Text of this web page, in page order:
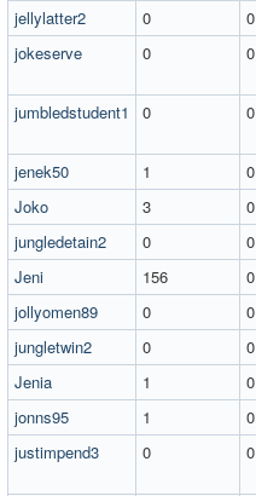
jellylatter2
0
0
jokeserve
0 0
jumbledstudent1
0 0
jenek50
1
0
Joko
3
0
jungledetain2
0 0
Jeni
156 0
jollyomen89
0 0
jungletwin2
0 0
Jenia
1 0
jonns95
1
0
justimpend3
0 0